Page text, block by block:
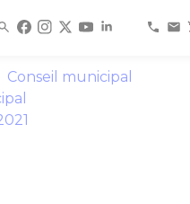
Conseil municipal